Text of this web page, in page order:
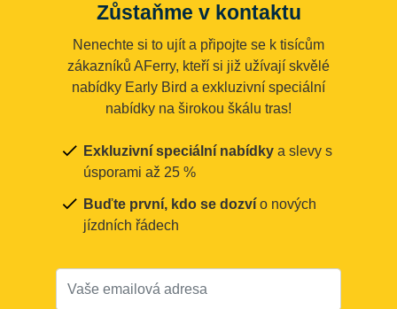
Zůstaňme v kontaktu
Nenechte si to ujít a připojte se k tisícům
zákazníků AFerry, kteří si již užívají skvělé
nabídky Early Bird a exkluzivní speciální
nabídky na širokou škálu tras!
Exkluzivní speciální nabídky a slevy s
úsporami až 25 %
Buďte první, kdo se dozví o nových
jízdních řádech